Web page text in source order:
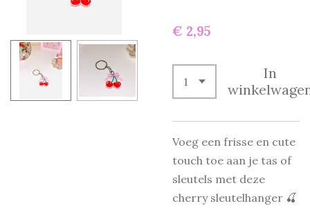
€ 2,95
In
Voeg een frisse en cute
touch toe aan je tas of
sleutels met deze
cherry sleutelhanger 🍒